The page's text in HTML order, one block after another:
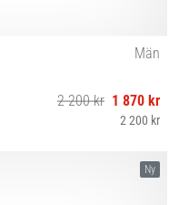
Män
2 200 kr 1 870 kr
2 200 kr
Ny